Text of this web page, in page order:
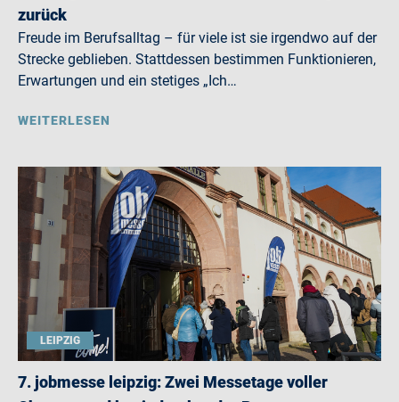
zurück
Freude im Berufsalltag – für viele ist sie irgendwo auf der
Strecke geblieben. Stattdessen bestimmen Funktionieren,
Erwartungen und ein stetiges „Ich…
WEITERLESEN
LEIPZIG
7. jobmesse leipzig: Zwei Messetage voller